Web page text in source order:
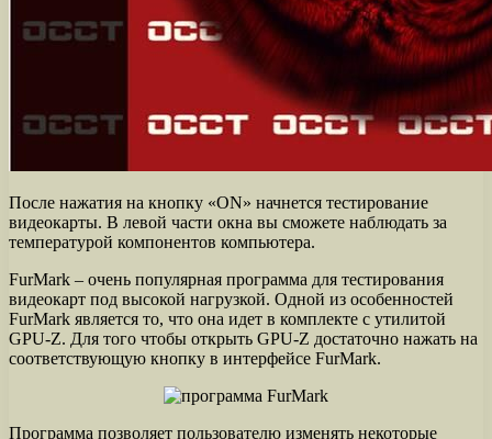
После нажатия на кнопку «ON» начнется тестирование
видеокарты. В левой части окна вы сможете наблюдать за
температурой компонентов компьютера.
FurMark – очень популярная программа для тестирования
видеокарт под высокой нагрузкой. Одной из особенностей
FurMark является то, что она идет в комплекте с утилитой
GPU-Z. Для того чтобы открыть GPU-Z достаточно нажать на
соответствующую кнопку в интерфейсе FurMark.
Программа позволяет пользователю изменять некоторые